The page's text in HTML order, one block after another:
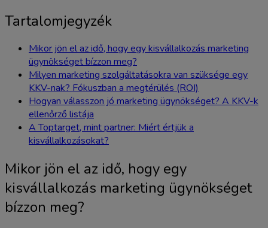
Tartalomjegyzék
Mikor jön el az idő, hogy egy kisvállalkozás marketing
ügynökséget bízzon meg?
Milyen marketing szolgáltatásokra van szüksége egy
KKV-nak? Fókuszban a megtérülés (ROI)
Hogyan válasszon jó marketing ügynökséget? A KKV-k
ellenőrző listája
A Toptarget, mint partner: Miért értjük a
kisvállalkozásokat?
Mikor jön el az idő, hogy egy
kisvállalkozás marketing ügynökséget
bízzon meg?